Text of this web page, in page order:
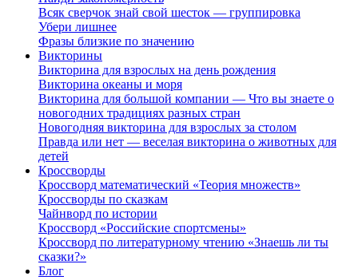
Всяк сверчок знай свой шесток — группировка
Убери лишнее
Фразы близкие по значению
Викторины
Викторина для взрослых на день рождения
Викторина океаны и моря
Викторина для большой компании — Что вы знаете о
новогодних традициях разных стран
Новогодняя викторина для взрослых за столом
Правда или нет — веселая викторина о животных для
детей
Кроссворды
Кроссворд математический «Теория множеств»
Кроссворды по сказкам
Чайнворд по истории
Кроссворд «Российские спортсмены»
Кроссворд по литературному чтению «Знаешь ли ты
сказки?»
Блог